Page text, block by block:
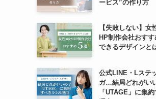
ービス”の作り方
【失敗しない】女
HP制作会社おす
できるデザインと
公式LINE・Lステ
ガ…結局どれがい
「UTAGE」に集